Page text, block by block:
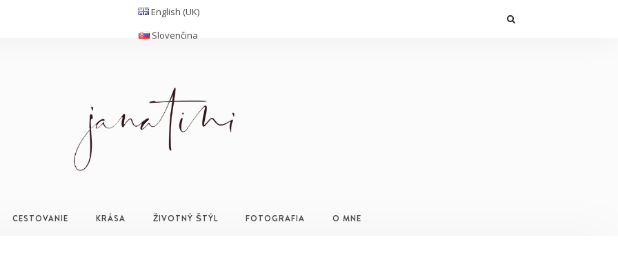
English (UK)
Slovenčina
CESTOVANIE KRÁSA ŽIVOTNÝ ŠTÝL FOTOGRAFIA O MNE